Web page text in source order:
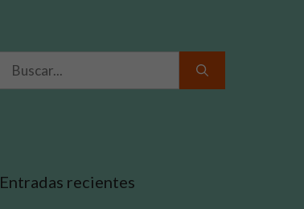
Entradas recientes